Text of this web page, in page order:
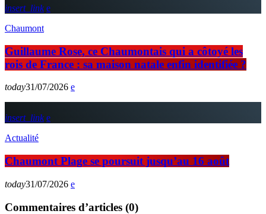
insert_link
Chaumont
Guillaume Rose, ce Chaumontais qui a côtoyé les
rois de France : sa maison natale enfin identifiée ?
today31/07/2026
insert_link
Actualité
Chaumont Plage se poursuit jusqu’au 16 août
today31/07/2026
Commentaires d’articles (0)